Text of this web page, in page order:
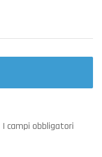
I campi obbligatori